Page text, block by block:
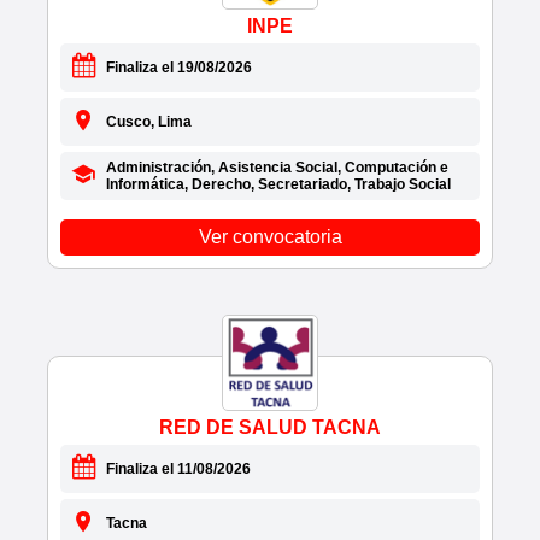
• CENCOSUD PERU S.A.
• CENERIS E.I.R.L.
• CENTRAL PERU S.A.
• CENTRO DE DESARROLLO INTEGRAL DEL
NIÑO Y
• CENTRO DE NEGOCIOS RYG S.A.C
• CENTRO PSICOLÓGICO - CINCO
• CENTRO VACACIONAL HUAMPANI
• CEPAL INTERNATIONAL
• CEPEIN S.A.C.
• CEPLAN
INPE
Finaliza el 19/08/2026
Cusco, Lima
Administración, Asistencia Social, Computación e
Informática, Derecho, Secretariado, Trabajo Social
Ver convocatoria
RED DE SALUD TACNA
Finaliza el 11/08/2026
Tacna